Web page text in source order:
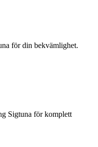
för din bekvämlighet.
Sigtuna för komplett